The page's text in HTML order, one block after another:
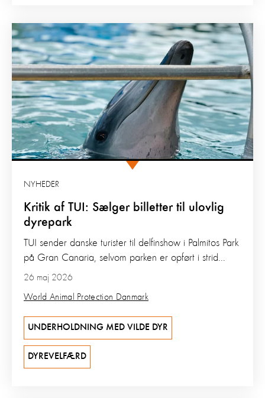
Kritik af TUI: Sælger billetter til ulovlig
dyrepark
NYHEDER
26 maj 2026
World Animal Protection Danmark
TUI sender danske turister til delfinshow i Palmitos Park
på Gran Canaria, selvom parken er opført i strid...
UNDERHOLDNING MED VILDE DYR
DYREVELFÆRD